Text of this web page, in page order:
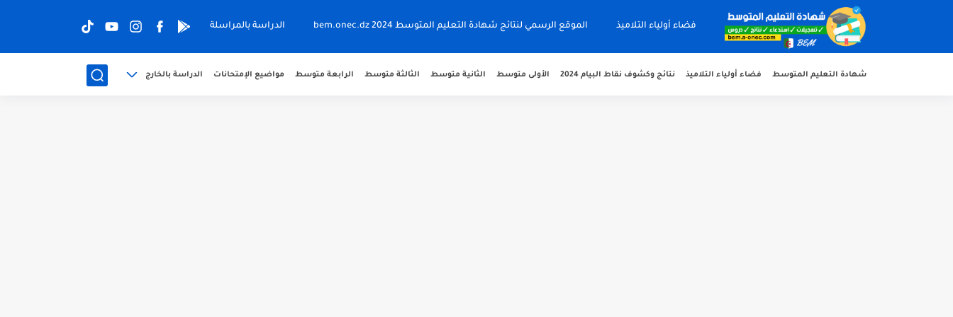
فضاء أولياء التلاميذ الموقع الرسمي لنتائج شهادة التعليم المتوسط 2024 bem.onec.dz الدراسة بالمراسلة
شهادة التعليم المتوسط فضاء أولياء التلاميذ نتائج وكشوف نقاط البيام 2024 الأولى متوسط الثانية متوسط الثالثة متوسط الرابعة متوسط مواضيع الإمتحانات الدراسة بالخارج